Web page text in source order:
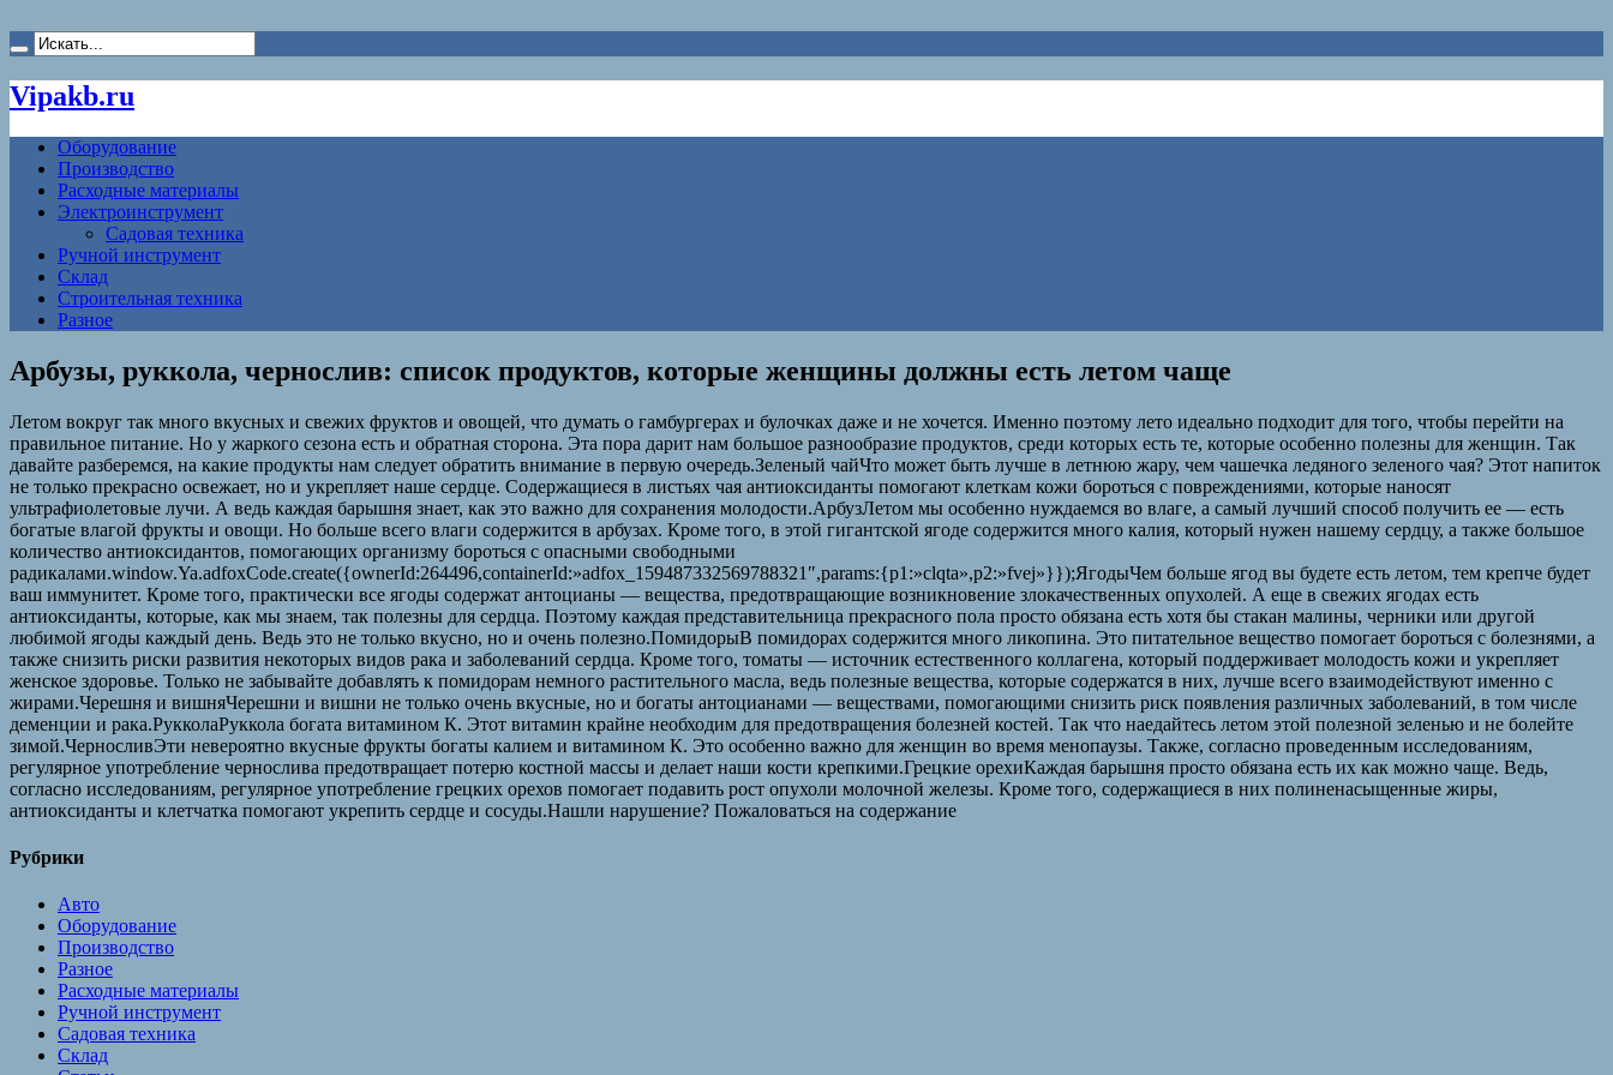
Vipakb.ru
Оборудование
Производство
Расходные материалы
Электроинструмент
Садовая техника
Ручной инструмент
Склад
Строительная техника
Разное
Арбузы, руккола, чернослив: список продуктов, которые женщины должны есть летом чаще
Летом вокруг так много вкусных и свежих фруктов и овощей, что думать о гамбургерах и булочках даже и не хочется. Именно поэтому лето идеально подходит для того, чтобы перейти на
правильное питание. Но у жаркого сезона есть и обратная сторона. Эта пора дарит нам большое разнообразие продуктов, среди которых есть те, которые особенно полезны для женщин. Так
давайте разберемся, на какие продукты нам следует обратить внимание в первую очередь.Зеленый чайЧто может быть лучше в летнюю жару, чем чашечка ледяного зеленого чая? Этот напиток
не только прекрасно освежает, но и укрепляет наше сердце. Содержащиеся в листьях чая антиоксиданты помогают клеткам кожи бороться с повреждениями, которые наносят
ультрафиолетовые лучи. А ведь каждая барышня знает, как это важно для сохранения молодости.АрбузЛетом мы особенно нуждаемся во влаге, а самый лучший способ получить ее — есть
богатые влагой фрукты и овощи. Но больше всего влаги содержится в арбузах. Кроме того, в этой гигантской ягоде содержится много калия, который нужен нашему сердцу, а также большое
количество антиоксидантов, помогающих организму бороться с опасными свободными
радикалами.window.Ya.adfoxCode.create({ownerId:264496,containerId:»adfox_159487332569788321″,params:{p1:»clqta»,p2:»fvej»}});ЯгодыЧем больше ягод вы будете есть летом, тем крепче будет
ваш иммунитет. Кроме того, практически все ягоды содержат антоцианы — вещества, предотвращающие возникновение злокачественных опухолей. А еще в свежих ягодах есть
антиоксиданты, которые, как мы знаем, так полезны для сердца. Поэтому каждая представительница прекрасного пола просто обязана есть хотя бы стакан малины, черники или другой
любимой ягоды каждый день. Ведь это не только вкусно, но и очень полезно.ПомидорыВ помидорах содержится много ликопина. Это питательное вещество помогает бороться с болезнями, а
также снизить риски развития некоторых видов рака и заболеваний сердца. Кроме того, томаты — источник естественного коллагена, который поддерживает молодость кожи и укрепляет
женское здоровье. Только не забывайте добавлять к помидорам немного растительного масла, ведь полезные вещества, которые содержатся в них, лучше всего взаимодействуют именно с
жирами.Черешня и вишняЧерешни и вишни не только очень вкусные, но и богаты антоцианами — веществами, помогающими снизить риск появления различных заболеваний, в том числе
деменции и рака.РукколаРуккола богата витамином К. Этот витамин крайне необходим для предотвращения болезней костей. Так что наедайтесь летом этой полезной зеленью и не болейте
зимой.ЧерносливЭти невероятно вкусные фрукты богаты калием и витамином К. Это особенно важно для женщин во время менопаузы. Также, согласно проведенным исследованиям,
регулярное употребление чернослива предотвращает потерю костной массы и делает наши кости крепкими.Грецкие орехиКаждая барышня просто обязана есть их как можно чаще. Ведь,
согласно исследованиям, регулярное употребление грецких орехов помогает подавить рост опухоли молочной железы. Кроме того, содержащиеся в них полиненасыщенные жиры,
антиоксиданты и клетчатка помогают укрепить сердце и сосуды.Нашли нарушение? Пожаловаться на содержание
Рубрики
Авто
Оборудование
Производство
Разное
Расходные материалы
Ручной инструмент
Садовая техника
Склад